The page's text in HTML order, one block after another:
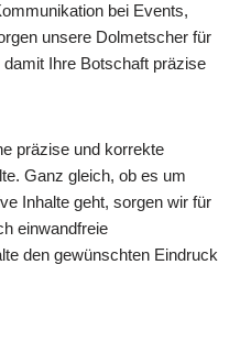
bei Events,
unsere Dolmetscher für
Ihre Botschaft präzise
präzise und korrekte
Ganz gleich, ob es um
Inhalte geht, sorgen wir für
einwandfreie
den gewünschten Eindruck